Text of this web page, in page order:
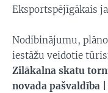
Eksportspējīgākais
Nodibinājumu,
iestāžu veidotie
Zilākalna skatu
novada pašvaldība